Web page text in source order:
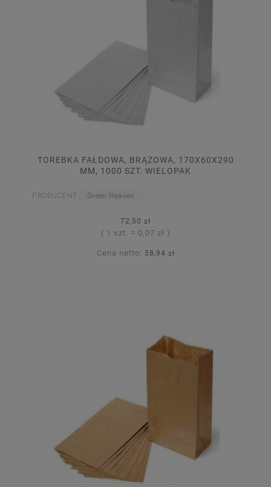
TOREBKA FAŁDOWA, BRĄZOWA, 170X60X290
MM, 1000 SZT. WIELOPAK
PRODUCENT: Green Heaven
72,50 zł
( 1 szt. = 0,07 zł )
Cena netto: 58,94 zł